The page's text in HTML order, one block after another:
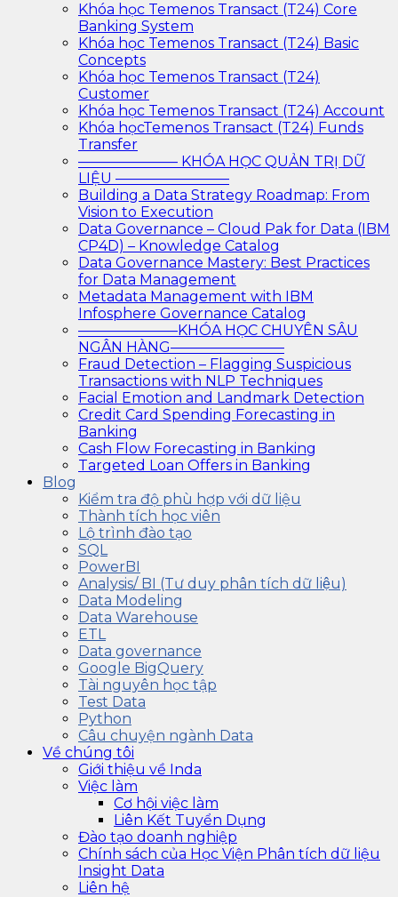
Khóa học Temenos Transact (T24) Core
Banking System
Khóa học Temenos Transact (T24) Basic
Concepts
Khóa học Temenos Transact (T24)
Customer
Khóa học Temenos Transact (T24) Account
Khóa họcTemenos Transact (T24) Funds
Transfer
——————— KHÓA HỌC QUẢN TRỊ DỮ
LIỆU ————————
Building a Data Strategy Roadmap: From
Vision to Execution
Data Governance – Cloud Pak for Data (IBM
CP4D) – Knowledge Catalog
Data Governance Mastery: Best Practices
for Data Management
Metadata Management with IBM
Infosphere Governance Catalog
———————KHÓA HỌC CHUYÊN SÂU
NGÂN HÀNG————————
Fraud Detection – Flagging Suspicious
Transactions with NLP Techniques
Facial Emotion and Landmark Detection
Credit Card Spending Forecasting in
Banking
Cash Flow Forecasting in Banking
Targeted Loan Offers in Banking
Blog
Kiểm tra độ phù hợp với dữ liệu
Thành tích học viên
Lộ trình đào tạo
SQL
PowerBI
Analysis/ BI (Tư duy phân tích dữ liệu)
Data Modeling
Data Warehouse
ETL
Data governance
Google BigQuery
Tài nguyên học tập
Test Data
Python
Câu chuyện ngành Data
Về chúng tôi
Giới thiệu về Inda
Việc làm
Cơ hội việc làm
Liên Kết Tuyển Dụng
Đào tạo doanh nghiệp
Chính sách của Học Viện Phân tích dữ liệu
Insight Data
Liên hệ